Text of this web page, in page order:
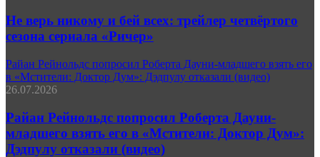
Не верь никому и бей всех: трейлер четвёртого
сезона сериала «Ричер»
Райан Рейнольдс попросил Роберта Дауни-младшего взять его
в «Мстители: Доктор Дум»: Дэдпулу отказали (видео)
26.07.2026
Райан Рейнольдс попросил Роберта Дауни-
младшего взять его в «Мстители: Доктор Дум»:
Дэдпулу отказали (видео)